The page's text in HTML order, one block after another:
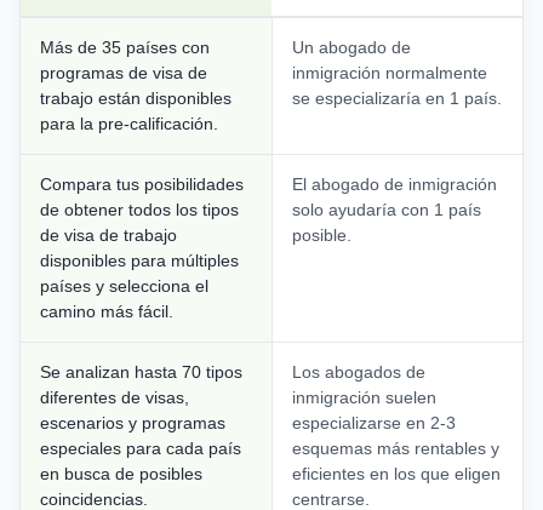
Más de 35 países con
programas de visa de
trabajo están disponibles
para la pre-calificación.
Un abogado de
inmigración normalmente
se especializaría en 1 país.
Compara tus posibilidades
de obtener todos los tipos
de visa de trabajo
disponibles para múltiples
países y selecciona el
camino más fácil.
El abogado de inmigración
solo ayudaría con 1 país
posible.
Se analizan hasta 70 tipos
diferentes de visas,
escenarios y programas
especiales para cada país
en busca de posibles
coincidencias.
Los abogados de
inmigración suelen
especializarse en 2-3
esquemas más rentables y
eficientes en los que eligen
centrarse.